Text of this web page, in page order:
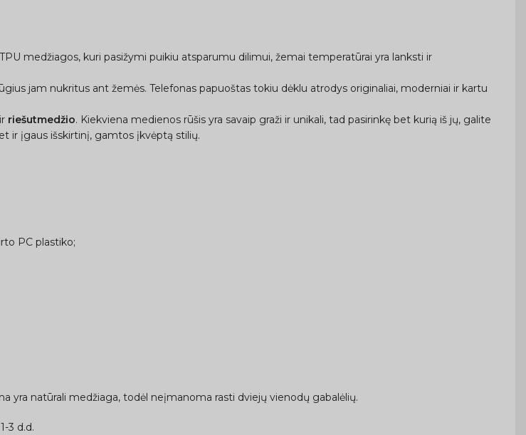
medžiagos, kuri pasižymi puikiu atsparumu dilimui, žemai temperatūrai yra lanksti ir
jam nukritus ant žemės. Telefonas papuoštas tokiu dėklu atrodys originaliai, moderniai ir kartu
ir riešutmedžio. Kiekviena medienos rūšis yra savaip graži ir unikali, tad pasirinkę bet kurią iš jų, galite
ir įgaus išskirtinį, gamtos įkvėptą stilių.
PC plastiko;
yra natūrali medžiaga, todėl neįmanoma rasti dviejų vienodų gabalėlių.
3 d.d.